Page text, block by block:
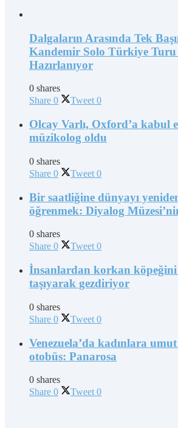
Dalgaların Arasında Tek
Kandemir Solo Türkiye
Hazırlanıyor
0 shares
Share 0 Tweet 0
Olcay Varlı, Oxford’a kabul
müzikolog oldu
0 shares
Share 0 Tweet 0
Bir saatliğine dünyayı
öğrenmek: Diyalog
0 shares
Share 0 Tweet 0
İnsanlardan korkan köpeğini
taşıyarak gezdiriyor
0 shares
Share 0 Tweet 0
Venezuela’da kadınlara
otobüs: Panarosa
0 shares
Share 0 Tweet 0